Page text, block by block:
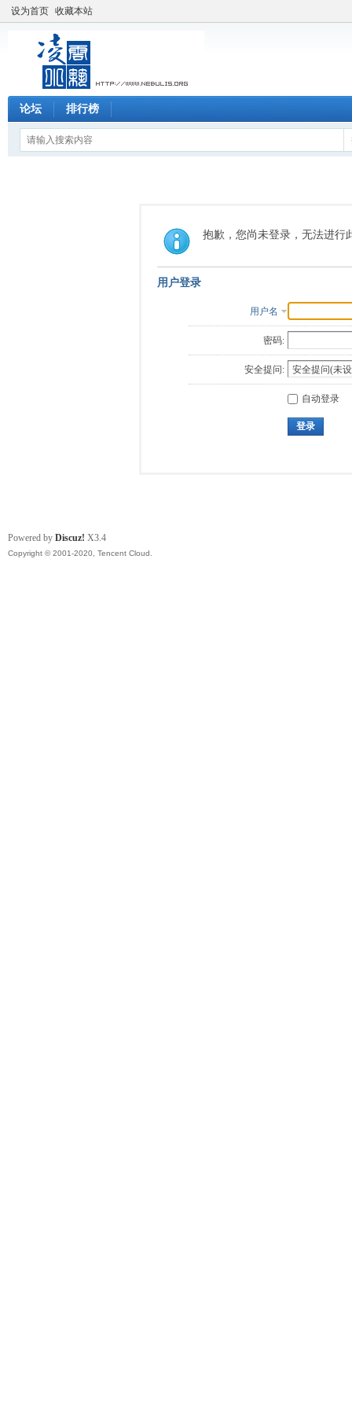
设为首页 收藏本站
论坛 排行榜
抱歉，您尚未登录，无法进行
用户登录
用户名
密码:
安全提问:
自动登录
登录
Powered by Discuz! X3.4
Copyright © 2001-2020, Tencent Cloud.